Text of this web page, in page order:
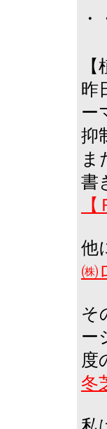
昨
ー
抑
ま
書
他
㈱
そ
ー
度
冬